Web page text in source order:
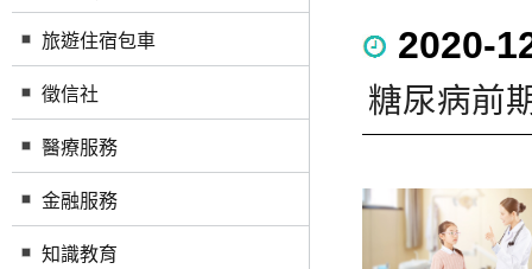
旅遊住宿包車
徵信社
醫療服務
金融服務
知識教育
2020-
糖尿病前